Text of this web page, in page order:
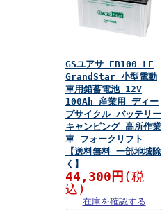
GSユアサ EB100 LE
GrandStar 小型電動
車用鉛蓄電池 12V
100Ah 産業用 ディー
プサイクル バッテリー
キャンピング 高所作業
車 フォークリフト
【送料無料 一部地域除
く】
44,300円 (税
込)
在庫を確認する